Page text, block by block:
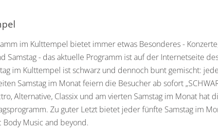
im Kulttempel bietet immer etwas Besonderes -
Samstag - das aktuelle Programm ist auf der Internetseite
im Kulttempel ist schwarz und dennoch bunt gemischt:
Samstag im Monat feiern die Besucher ab sofort
Alternative, Classix und am vierten Samstag im Monat hat
Zu guter Letzt bietet jeder fünfte Samstag im
Body Music and beyond.